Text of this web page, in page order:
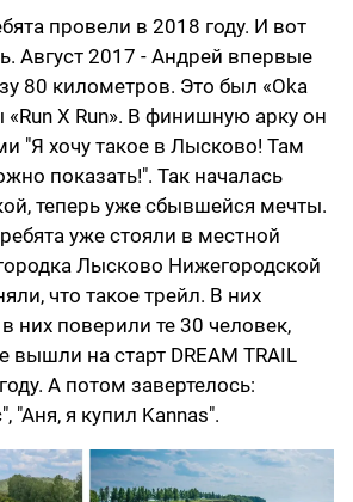
провели в 2018 году. И вот
Август 2017 - Андрей впервые
80 километров. Это был «Oka
X Run». В финишную арку он
"Я хочу такое в Лысково! Там
показать!". Так началась
теперь уже сбывшейся мечты.
уже стояли в местной
Лысково Нижегородской
что такое трейл. В них
них поверили те 30 человек,
вышли на старт DREAM TRAIL
А потом завертелось:
"Аня, я купил Kannas".